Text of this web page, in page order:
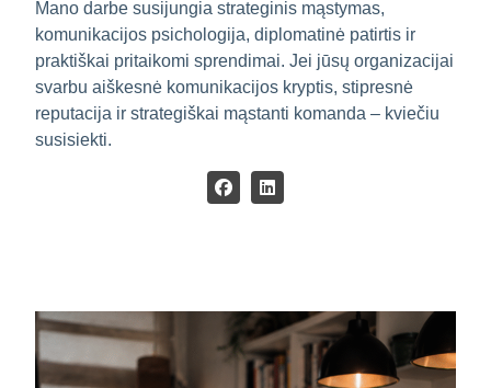
Mano darbe susijungia strateginis mąstymas,
komunikacijos psichologija, diplomatinė patirtis ir
praktiškai pritaikomi sprendimai. Jei jūsų organizacijai
svarbu aiškesnė komunikacijos kryptis, stipresnė
reputacija ir strategiškai mąstanti komanda – kviečiu
susisiekti.